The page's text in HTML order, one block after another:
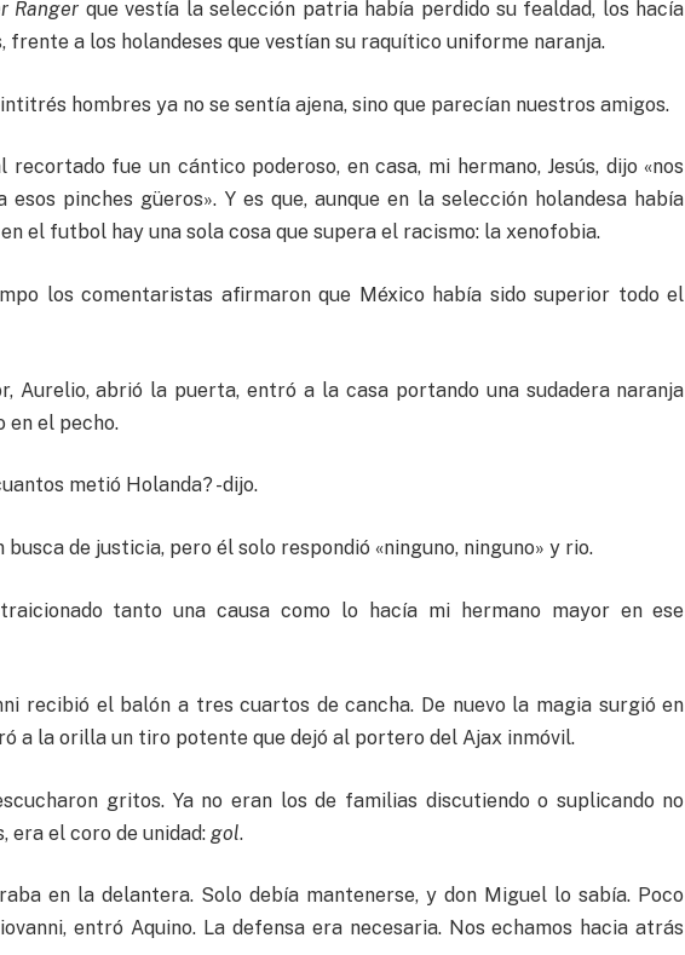
Ranger que vestía la selección patria había perdido su fealdad, los hacía
frente a los holandeses que vestían su raquítico uniforme naranja.
hombres ya no se sentía ajena, sino que parecían nuestros amigos.
recortado fue un cántico poderoso, en casa, mi hermano, Jesús, dijo «nos
esos pinches güeros». Y es que, aunque en la selección holandesa había
el futbol hay una sola cosa que supera el racismo: la xenofobia.
los comentaristas afirmaron que México había sido superior todo el
Aurelio, abrió la puerta, entró a la casa portando una sudadera naranja
en el pecho.
metió Holanda? -dijo.
busca de justicia, pero él solo respondió «ninguno, ninguno» y rio.
tanto una causa como lo hacía mi hermano mayor en ese
recibió el balón a tres cuartos de cancha. De nuevo la magia surgió en
a la orilla un tiro potente que dejó al portero del Ajax inmóvil.
gritos. Ya no eran los de familias discutiendo o suplicando no
era el coro de unidad: gol.
en la delantera. Solo debía mantenerse, y don Miguel lo sabía. Poco
entró Aquino. La defensa era necesaria. Nos echamos hacia atrás